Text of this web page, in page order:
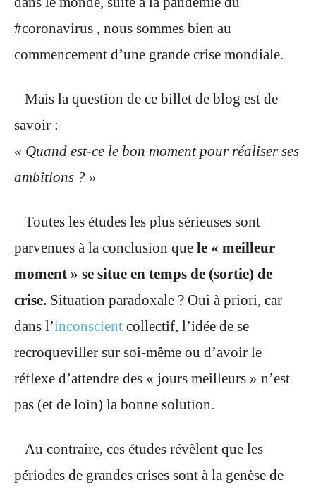
#coronavirus , nous sommes bien au
commencement d’une grande crise mondiale.
Mais la question de ce billet de blog est de
savoir :
« Quand est-ce le bon moment pour réaliser ses
ambitions ? »
Toutes les études les plus sérieuses sont
parvenues à la conclusion que le « meilleur
moment » se situe en temps de (sortie) de
crise. Situation paradoxale ? Oui à priori, car
dans l’inconscient collectif, l’idée de se
recroqueviller sur soi-même ou d’avoir le
réflexe d’attendre des « jours meilleurs » n’est
pas (et de loin) la bonne solution.
Au contraire, ces études révèlent que les
périodes de grandes crises sont à la genèse de